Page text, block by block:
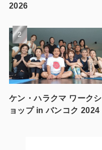
2026
ケン・ハラクマ ワークシ
ョップ in バンコク 2024